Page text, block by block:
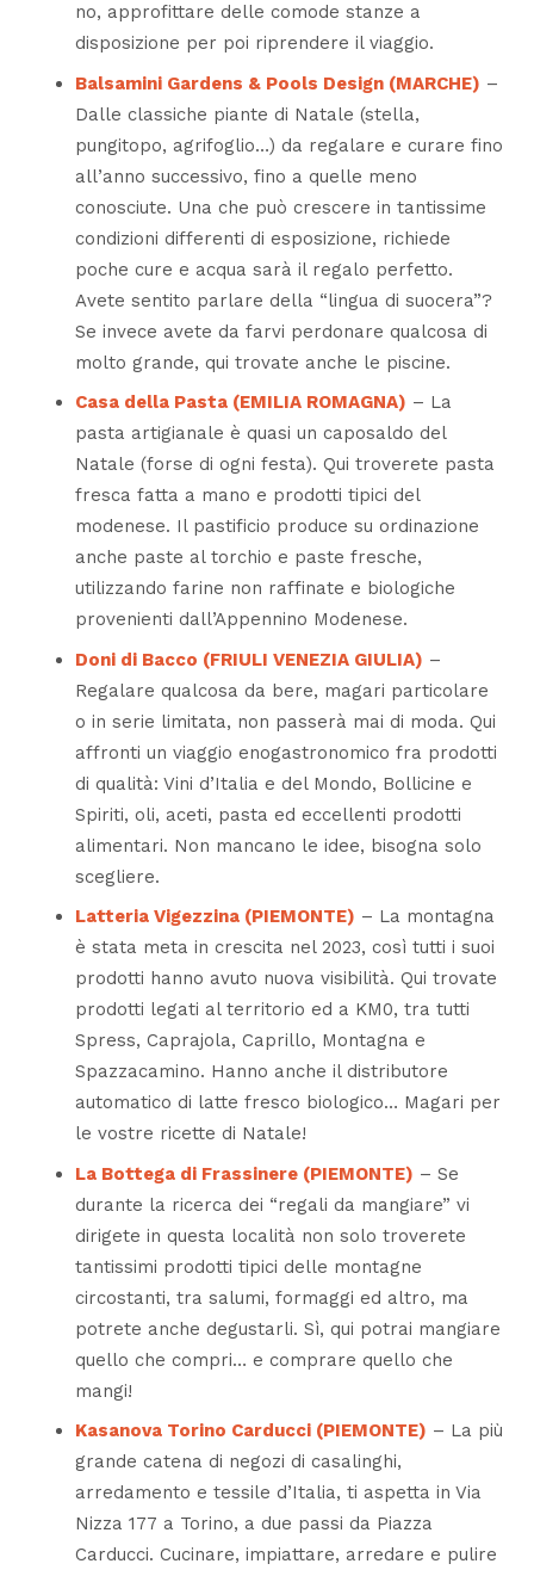
no, approfittare delle comode stanze a
disposizione per poi riprendere il viaggio.
Balsamini Gardens & Pools Design (MARCHE) –
Dalle classiche piante di Natale (stella,
pungitopo, agrifoglio…) da regalare e curare fino
all’anno successivo, fino a quelle meno
conosciute. Una che può crescere in tantissime
condizioni differenti di esposizione, richiede
poche cure e acqua sarà il regalo perfetto.
Avete sentito parlare della “lingua di suocera”?
Se invece avete da farvi perdonare qualcosa di
molto grande, qui trovate anche le piscine.
Casa della Pasta (EMILIA ROMAGNA) – La
pasta artigianale è quasi un caposaldo del
Natale (forse di ogni festa). Qui troverete pasta
fresca fatta a mano e prodotti tipici del
modenese. Il pastificio produce su ordinazione
anche paste al torchio e paste fresche,
utilizzando farine non raffinate e biologiche
provenienti dall’Appennino Modenese.
Doni di Bacco (FRIULI VENEZIA GIULIA) –
Regalare qualcosa da bere, magari particolare
o in serie limitata, non passerà mai di moda. Qui
affronti un viaggio enogastronomico fra prodotti
di qualità: Vini d’Italia e del Mondo, Bollicine e
Spiriti, oli, aceti, pasta ed eccellenti prodotti
alimentari. Non mancano le idee, bisogna solo
scegliere.
Latteria Vigezzina (PIEMONTE) – La montagna
è stata meta in crescita nel 2023, così tutti i suoi
prodotti hanno avuto nuova visibilità. Qui trovate
prodotti legati al territorio ed a KM0, tra tutti
Spress, Caprajola, Caprillo, Montagna e
Spazzacamino. Hanno anche il distributore
automatico di latte fresco biologico… Magari per
le vostre ricette di Natale!
La Bottega di Frassinere (PIEMONTE) – Se
durante la ricerca dei “regali da mangiare” vi
dirigete in questa località non solo troverete
tantissimi prodotti tipici delle montagne
circostanti, tra salumi, formaggi ed altro, ma
potrete anche degustarli. Sì, qui potrai mangiare
quello che compri… e comprare quello che
mangi!
Kasanova Torino Carducci (PIEMONTE) – La più
grande catena di negozi di casalinghi,
arredamento e tessile d’Italia, ti aspetta in Via
Nizza 177 a Torino, a due passi da Piazza
Carducci. Cucinare, impiattare, arredare e pulire